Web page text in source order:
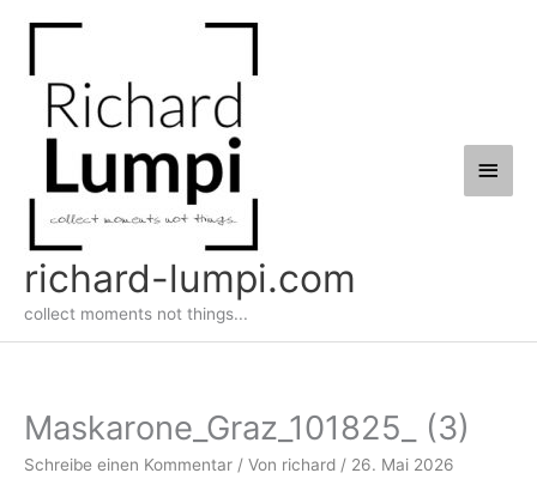
richard-lumpi.com
collect moments not things...
Maskarone_Graz_101825_ (3)
Schreibe einen Kommentar / Von richard / 26. Mai 2026